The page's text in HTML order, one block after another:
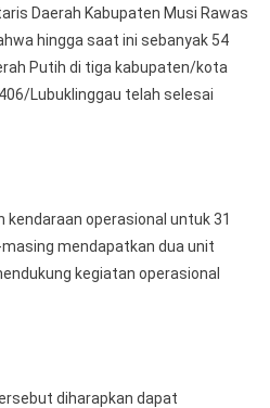
Di
Wilayah
Musi
Rawas
Daerah Kabupaten Musi Rawas
hingga saat ini sebanyak 54
Putih di tiga kabupaten/kota
Lubuklinggau telah selesai
kendaraan operasional untuk 31
mendapatkan dua unit
kegiatan operasional
diharapkan dapat